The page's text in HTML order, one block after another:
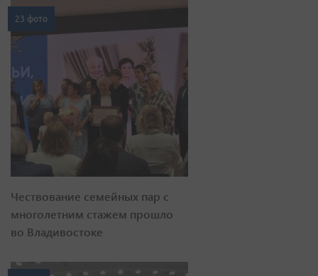
23 фото
Чествование семейных пар с
многолетним стажем прошло
во Владивостоке